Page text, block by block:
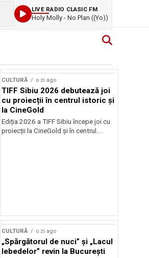
LIVE RADIO CLASIC FM
Holy Molly - No Plan ((Yo))
CULTURĂ o zi ago
TIFF Sibiu 2026 debutează joi
cu proiecții în centrul istoric și
la CineGold
Ediția 2026 a TIFF Sibiu începe joi cu
proiecții la CineGold și în centrul...
CULTURĂ o zi ago
„Spărgătorul de nuci” și „Lacul
lebedelor” revin la București